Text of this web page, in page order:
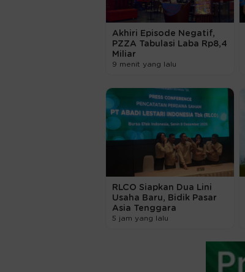
Akhiri Episode Negatif,
PZZA Tabulasi Laba Rp8,4
Miliar
9 menit yang lalu
RLCO Siapkan Dua Lini
Usaha Baru, Bidik Pasar
Asia Tenggara
5 jam yang lalu